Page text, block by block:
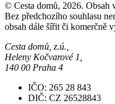
© Cesta domů, 2026. Obsah
Bez předchozího souhlasu
obsah dále šířit či komerčně
Cesta domů, z.ú.,
Heleny Kočvarové 1,
140 00 Praha 4
IČO: 265 28 843
DIČ: CZ 26528843